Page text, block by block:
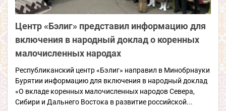
Центр «Бэлиг» представил информацию для
включения в народный доклад о коренных
малочисленных народах
Республиканский центр «Бэлиг» направил в Минобрнауки
Бурятии информацию для включения в народный доклад
«О вкладе коренных малочисленных народов Севера,
Сибири и Дальнего Востока в развитие российской...